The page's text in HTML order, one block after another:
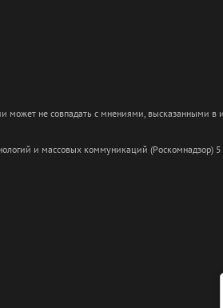
не совпадать с мнениями, высказанными
и массовых коммуникаций